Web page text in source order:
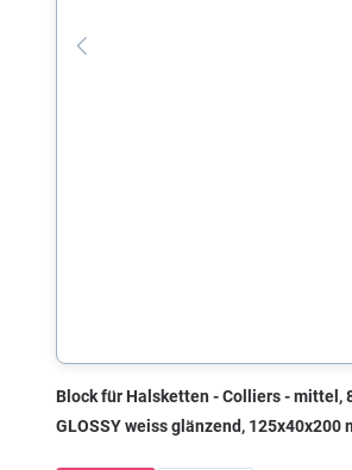
Block für Halsketten - Colliers - mittel,
GLOSSY weiss glänzend, 125x40x200